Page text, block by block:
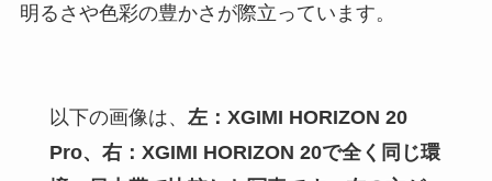
明るさや色彩の豊かさが際立っています。
以下の画像は、 左：XGIMI HORIZON 20
Pro、右：XGIMI HORIZON 20で全く同じ環